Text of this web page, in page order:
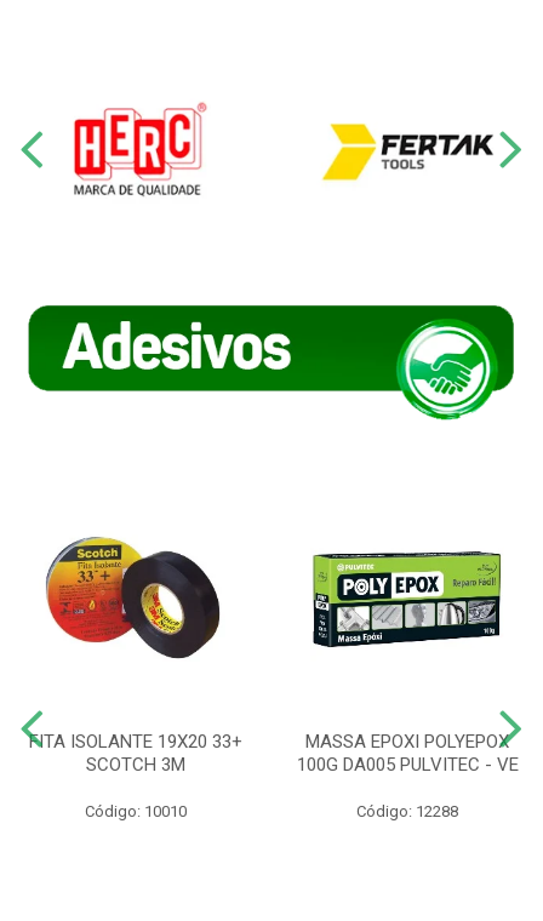
FITA ISOLANTE 19X20 33+
SCOTCH 3M
Código: 10010
MASSA EPOXI POLYEPOX
100G DA005 PULVITEC - VE
Código: 12288